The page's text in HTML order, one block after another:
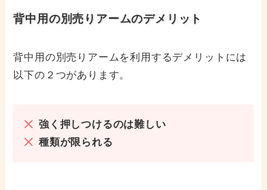
背中用の別売りアームのデメリット
背中用の別売りアームを利用するデメリットには
以下の２つがあります。
強く押しつけるのは難しい
種類が限られる